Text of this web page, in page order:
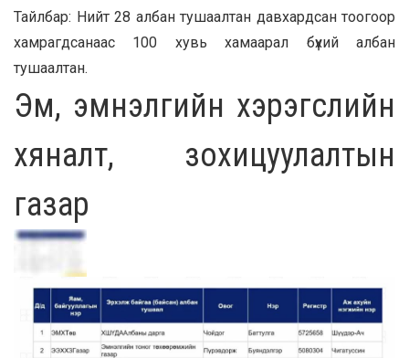
Тайлбар: Нийт 28 албан тушаалтан давхардсан тоогоор
хамрагдсанаас 100 хувь хамаарал бүхий албан
тушаалтан.
Эм, эмнэлгийн хэрэгслийн
хяналт, зохицуулалтын
газар